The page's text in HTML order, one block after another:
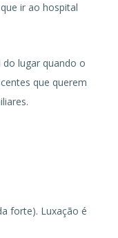
ir ao hospital
lugar quando o
que querem
forte). Luxação é